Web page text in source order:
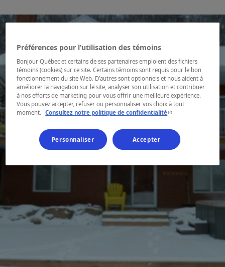
Préférences pour l’utilisation des témoins
Bonjour Québec et certains de ses partenaires emploient des fichiers
témoins (cookies) sur ce site. Certains témoins sont requis pour le bon
fonctionnement du site Web. D’autres sont optionnels et nous aident à
améliorer la navigation sur le site, analyser son utilisation et contribuer
à nos efforts de marketing pour vous offrir une meilleure expérience.
Vous pouvez accepter, refuser ou personnaliser vos choix à tout
moment.
Consultez notre politique de confidentialité- Cet hyperlien
Personnaliser Accepter